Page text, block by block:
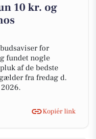
10 kr. og
for
fundet nogle
af de bedste
fra fredag d.
Kopiér link